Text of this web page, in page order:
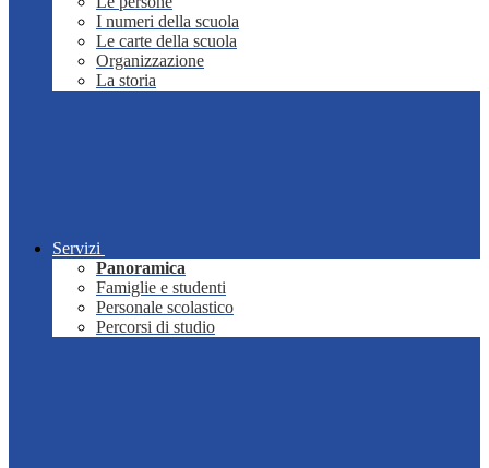
I numeri della scuola
Le carte della scuola
Organizzazione
La storia
Servizi
Panoramica
Famiglie e studenti
Personale scolastico
Percorsi di studio